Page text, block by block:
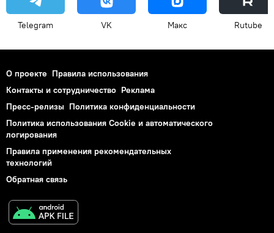
Telegram VK Макс Rutube
О проекте Правила использования
Контакты и сотрудничество Реклама
Пресс-релизы Политика конфиденциальности
Политика использования Cookie и автоматического
логирования
Правила применения рекомендательных
технологий
Обратная связь